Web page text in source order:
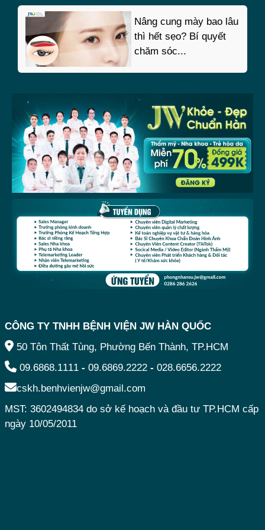
Nâng cung mày bao lâu
thì hết sẹo? Bí quyết
chăm sóc...
CÔNG TY TNHH BỆNH VIỆN JW HÀN QUỐC
50 Tôn Thất Tùng, Phường Bến Thành, TP.HCM
09.6868.1111 - 09.6869.2222 - 028.6656.2222
cskh.benhvienjw@gmail.com
MST: 3602494834 do sở kế hoạch và đầu tư TP.HCM cấp
ngày 10/05/2011